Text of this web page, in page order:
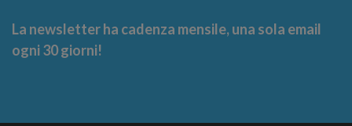
La newsletter ha cadenza mensile, una sola email
ogni 30 giorni!